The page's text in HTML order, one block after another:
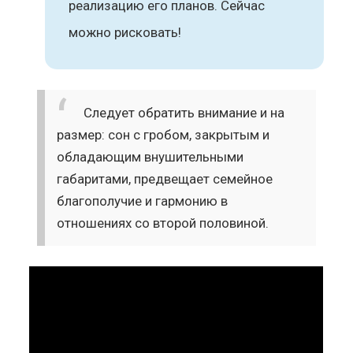
реализацию его планов. Сейчас
можно рисковать!
Следует обратить внимание и на
размер: сон с гробом, закрытым и
обладающим внушительными
габаритами, предвещает семейное
благополучие и гармонию в
отношениях со второй половиной.